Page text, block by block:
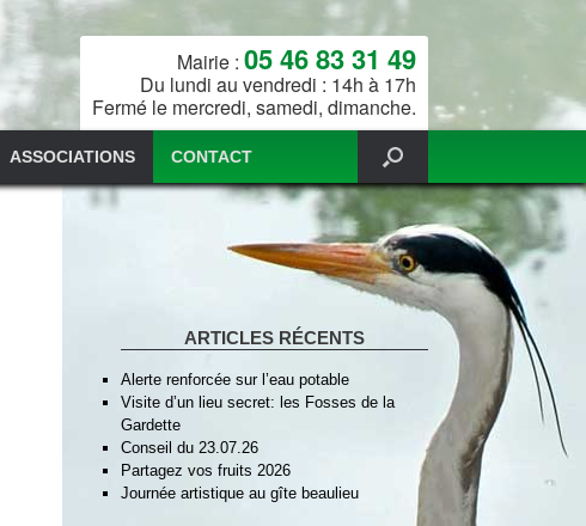
Mairie : 05 46 83 31 49
Du lundi au vendredi : 14h à 17h
Fermé le mercredi, samedi, dimanche.
ASSOCIATIONS CONTACT
ARTICLES RÉCENTS
Alerte renforcée sur l’eau potable
Visite d’un lieu secret: les Fosses de la
Gardette
Conseil du 23.07.26
Partagez vos fruits 2026
Journée artistique au gîte beaulieu